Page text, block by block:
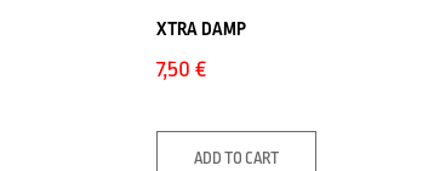
XTRA DAMP
7,50€
ADD TO CART